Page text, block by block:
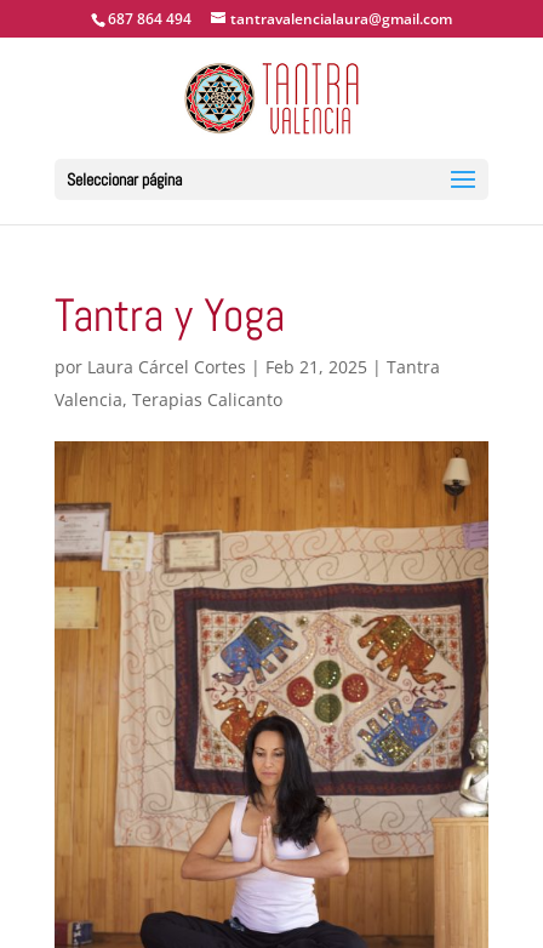
687 864 494 tantravalencialaura@gmail.com
Seleccionar página
Tantra y Yoga
por Laura Cárcel Cortes | Feb 21, 2025| Tantra
Valencia, Terapias Calicanto